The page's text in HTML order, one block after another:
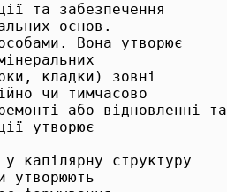
та забезпечення
основ.
Вона утворює
кладки) зовні
чи тимчасово
або відновленні та
утворює
капілярну структуру
утворюють